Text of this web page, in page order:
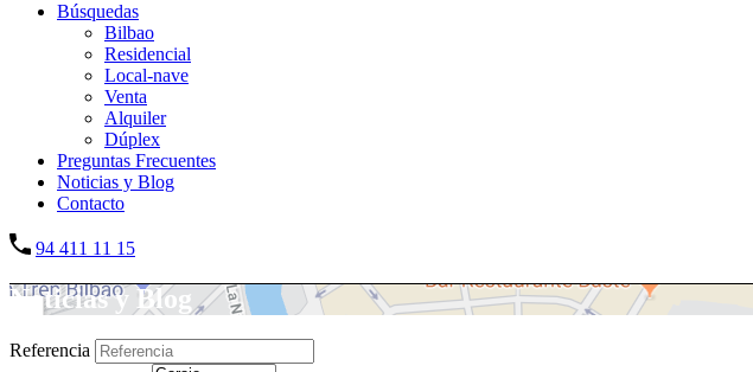
Búsquedas
Bilbao
Residencial
Local-nave
Venta
Alquiler
Dúplex
Preguntas Frecuentes
Noticias y Blog
Contacto
94 411 11 15
Noticias y Blog
Referencia